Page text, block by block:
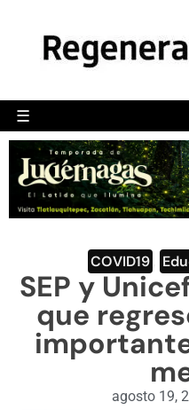
☰
COVID19
SEP y
que
agosto 19,